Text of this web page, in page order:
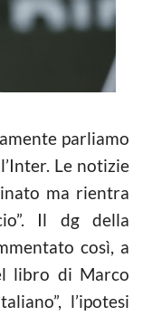
parliamo
Le notizie
ma rientra
Il dg della
così, a
libro di Marco
l’ipotesi